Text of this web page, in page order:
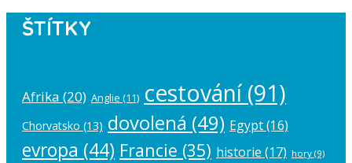
ŠTÍTKY
Afrika (20) Anglie (11) cestování(91)
Chorvatsko (13) dovolená (49) Egypt(16)
evropa (44) Francie (35) historie (17) hory (9)